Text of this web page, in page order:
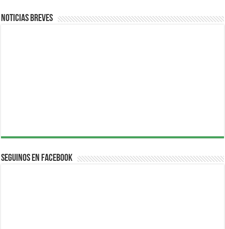
Noticias breves
Seguinos en Facebook